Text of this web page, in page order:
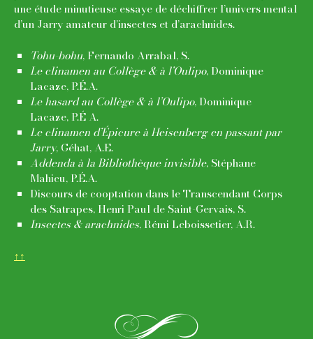
une étude minutieuse essaye de déchiffrer l’univers mental
d’un Jarry amateur d’insectes et d’arachnides.
Tohu-bohu, Fernando Arrabal, S.
Le clinamen au Collège & à l’Oulipo, Dominique
Lacaze, P.É.A.
Le hasard au Collège & à l’Oulipo, Dominique
Lacaze, P.É A.
Le clinamen d’Épicure à Heisenberg en passant par
Jarry, Géhat, A.E.
Addenda à la Bibliothèque invisible, Stéphane
Mahieu, P.É.A.
Discours de cooptation dans le Transcendant Corps
des Satrapes, Henri Paul de Saint-Gervais, S.
Insectes & arachnides, Rémi Leboissetier, A.R.
↑↑